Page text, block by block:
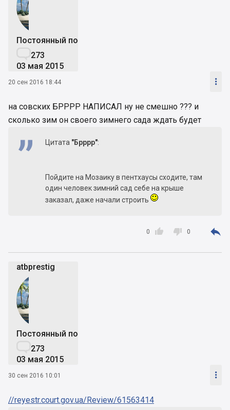
Постоянный пользователь
273
03 мая 2015
20 сен 2016 18:44 
на совских БРРРР НАПИСАЛ ну не смешно ??? и
сколько зим он своего зимнего сада ждать будет
Цитата "Брррр":
Пойдите на Мозаику в пентхаусы сходите, там
один человек зимний сад себе на крыше
заказал, даже начали строить

0  0 
atbprestig
Постоянный пользователь
273
03 мая 2015
30 сен 2016 10:01 
//reyestr.court.gov.ua/Review/61563414